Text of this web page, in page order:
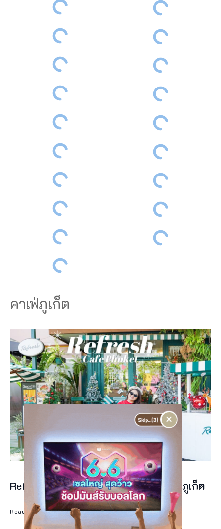
คาเฟ่ภูเก็ต
ไ
ม่
ว่
า
คุ
ณ
จ
ะ
เ
อ
Refresh Cafe Phuket คาเฟ่ผลไม้เจ้าดังภูเก็ต
Read More
×